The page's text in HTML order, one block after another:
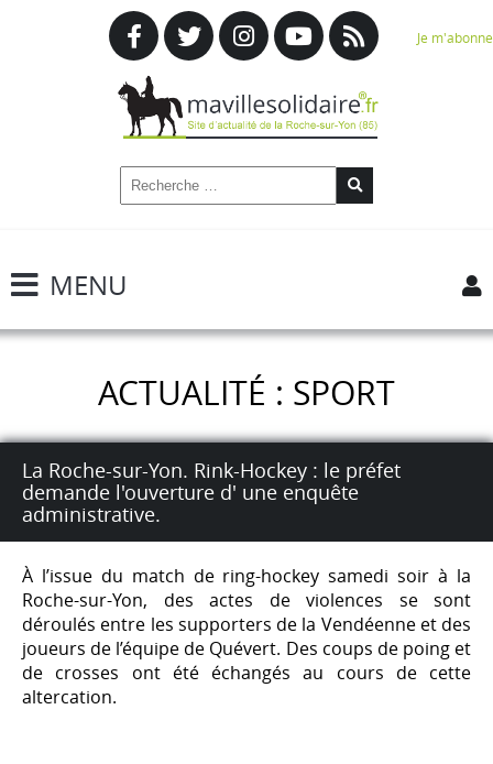
Je m'abonne
MENU
ACTUALITÉ : SPORT
La Roche-sur-Yon. Rink-Hockey : le préfet
demande l'ouverture d' une enquête
administrative.
À l’issue du match de ring-hockey samedi soir à la
Roche-sur-Yon, des actes de violences se sont
déroulés entre les supporters de la Vendéenne et des
joueurs de l’équipe de Quévert. Des coups de poing et
de crosses ont été échangés au cours de cette
altercation.